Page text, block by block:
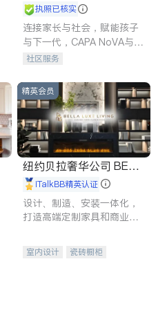
执照已核实
连接家长与社会，赋能孩子
与下一代，CAPA NoVA与您
携手建设包容、公平、充满
社区服务
精英会员
纽约贝拉奢华公司 BELL
A LUXE
iTalkBB精英认证
设计、制造、安装一体化，
打造高端定制家具和商业空
室内设计
瓷砖橱柜